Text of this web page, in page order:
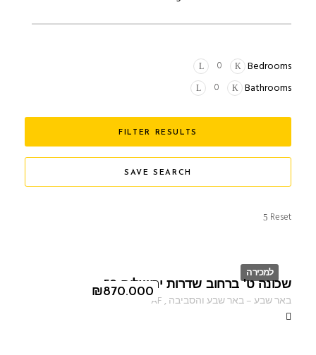
Bedrooms
Bathrooms
FILTER RESULTS
SAVE SEARCH
Reset
למכירה
ID
₪870.000
שכונה ט' ברחוב שדרות ירושלים 59
באר שבע–באר שבע והסביבה ,
AF